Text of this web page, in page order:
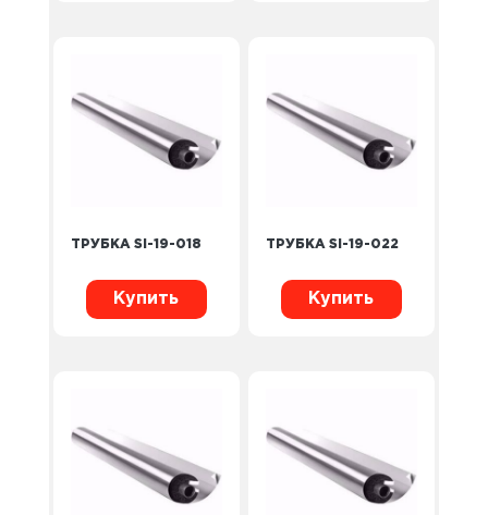
ТРУБКА SI-19-018
Купить
ТРУБКА SI-19-022
Купить